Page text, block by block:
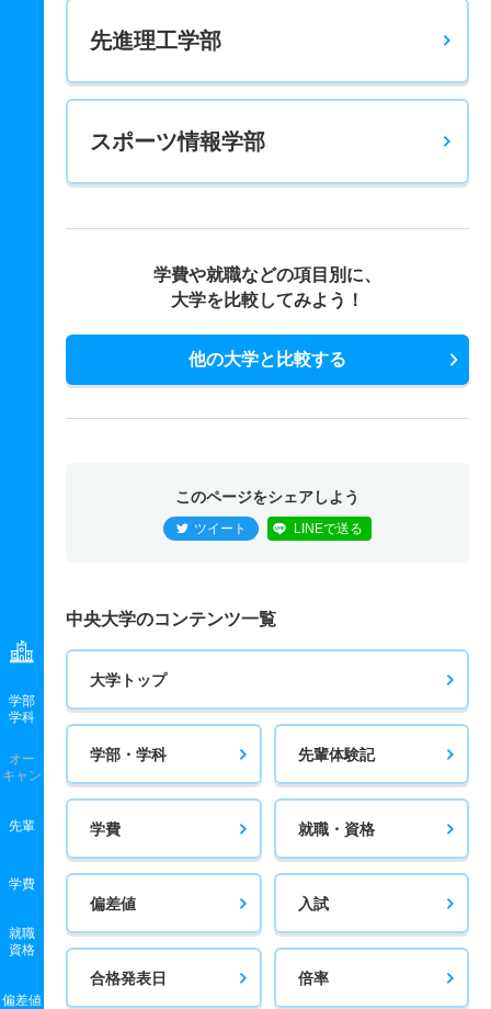
学部
学科
オー
キャン
先輩
学費
就職
資格
偏差値
先進理工学部
スポーツ情報学部
学費や就職などの項目別に、
大学を比較してみよう！
他の大学と比較する
このページをシェアしよう
ツイート LINEで送る
中央大学のコンテンツ一覧
大学トップ
学部・学科 先輩体験記
学費 就職・資格
偏差値 入試
合格発表日 倍率